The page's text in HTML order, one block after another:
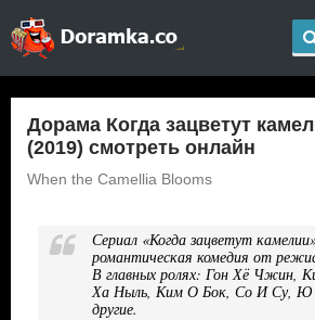
Дорама Когда зацветут
(2019) смотреть онлайн
When the Camellia Blooms
Сериал «Когда зацветут
романтическая комедия от
В главных ролях: Гон Хё Чжин,
Ха Ныль, Ким О Бок, Со И Су, Ю
другие.